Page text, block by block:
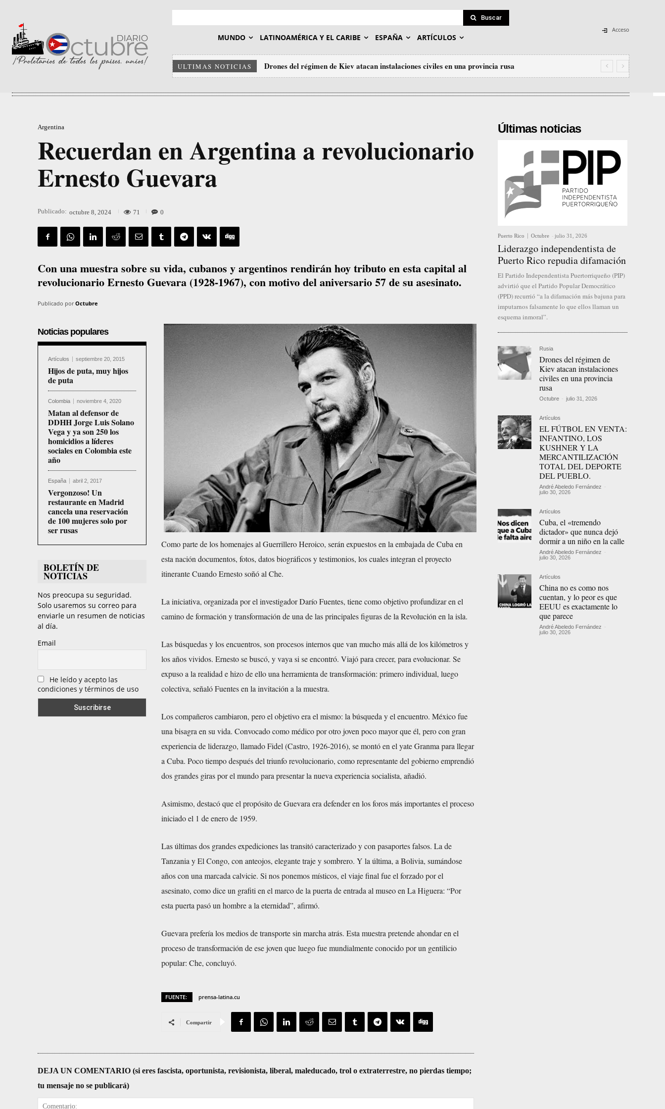
Buscar
MUNDO LATINOAMÉRICA Y EL CARIBE ESPAÑA ARTÍCULOS
Acceso
ULTIMAS NOTICIAS Drones del régimen de Kiev atacan instalaciones civiles en una provincia rusa
Argentina
Recuerdan en Argentina a revolucionario
Ernesto Guevara
Publicado: octubre 8, 2024 71 0
Con una muestra sobre su vida, cubanos y argentinos rendirán hoy tributo en esta capital al
revolucionario Ernesto Guevara (1928-1967), con motivo del aniversario 57 de su asesinato.
Publicado por Octubre
Noticias populares
Artículos septiembre 20, 2015
Hijos de puta, muy hijos
de puta
Colombia noviembre 4, 2020
Matan al defensor de
DDHH Jorge Luis Solano
Vega y ya son 250 los
homicidios a líderes
sociales en Colombia este
año
España abril 2, 2017
Vergonzoso! Un
restaurante en Madrid
cancela una reservación
de 100 mujeres solo por
ser rusas
BOLETÍN DE
NOTICIAS
Nos preocupa su seguridad.
Solo usaremos su correo para
enviarle un resumen de noticias
al día.
Email
He leído y acepto las
condiciones y términos de uso
Como parte de los homenajes al Guerrillero Heroico, serán expuestos en la embajada de Cuba en
esta nación documentos, fotos, datos biográficos y testimonios, los cuales integran el proyecto
itinerante Cuando Ernesto soñó al Che.
La iniciativa, organizada por el investigador Darío Fuentes, tiene como objetivo profundizar en el
camino de formación y transformación de una de las principales figuras de la Revolución en la isla.
Las búsquedas y los encuentros, son procesos internos que van mucho más allá de los kilómetros y
los años vividos. Ernesto se buscó, y vaya si se encontró. Viajó para crecer, para evolucionar. Se
expuso a la realidad e hizo de ello una herramienta de transformación: primero individual, luego
colectiva, señaló Fuentes en la invitación a la muestra.
Los compañeros cambiaron, pero el objetivo era el mismo: la búsqueda y el encuentro. México fue
una bisagra en su vida. Convocado como médico por otro joven poco mayor que él, pero con gran
experiencia de liderazgo, llamado Fidel (Castro, 1926-2016), se montó en el yate Granma para llegar
a Cuba. Poco tiempo después del triunfo revolucionario, como representante del gobierno emprendió
dos grandes giras por el mundo para presentar la nueva experiencia socialista, añadió.
Asimismo, destacó que el propósito de Guevara era defender en los foros más importantes el proceso
iniciado el 1 de enero de 1959.
Las últimas dos grandes expediciones las transitó caracterizado y con pasaportes falsos. La de
Tanzania y El Congo, con anteojos, elegante traje y sombrero. Y la última, a Bolivia, sumándose
años con una marcada calvicie. Si nos ponemos místicos, el viaje final fue el forzado por el
asesinato, como dice un grafiti en el marco de la puerta de entrada al museo en La Higuera: “Por
esta puerta pasó un hombre a la eternidad”, afirmó.
Guevara prefería los medios de transporte sin marcha atrás. Esta muestra pretende ahondar en el
proceso de transformación de ese joven que luego fue mundialmente conocido por un gentilicio
popular: Che, concluyó.
FUENTE: prensa-latina.cu
Compartir
DEJA UN COMENTARIO (si eres fascista, oportunista, revisionista, liberal, maleducado, trol o extraterrestre, no pierdas tiempo;
tu mensaje no se publicará)
Últimas noticias
Puerto Rico Octubre - julio 31, 2026
Liderazgo independentista de
Puerto Rico repudia difamación
El Partido Independentista Puertorriqueño (PIP)
advirtió que el Partido Popular Democrático
(PPD) recurrió “a la difamación más bajuna para
imputarnos falsamente lo que ellos llaman un
esquema inmoral”.
Rusia
Drones del régimen de
Kiev atacan instalaciones
civiles en una provincia
rusa
Octubre - julio 31, 2026
Artículos
EL FÚTBOL EN VENTA:
INFANTINO, LOS
KUSHNER Y LA
MERCANTILIZACIÓN
TOTAL DEL DEPORTE
DEL PUEBLO.
André Abeledo Fernández -
julio 30, 2026
Artículos
Cuba, el «tremendo
dictador» que nunca dejó
dormir a un niño en la calle
André Abeledo Fernández -
julio 30, 2026
Artículos
China no es como nos
cuentan, y lo peor es que
EEUU es exactamente lo
que parece
André Abeledo Fernández -
julio 30, 2026